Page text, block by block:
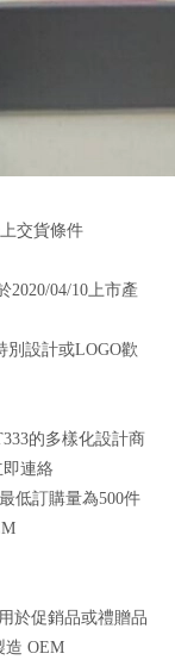
交貨條件
2020/04/10上市產
別設計或LOGO歡
的多樣化設計商
即連絡
低訂購量為500件
於促銷品或禮贈品
造 OEM